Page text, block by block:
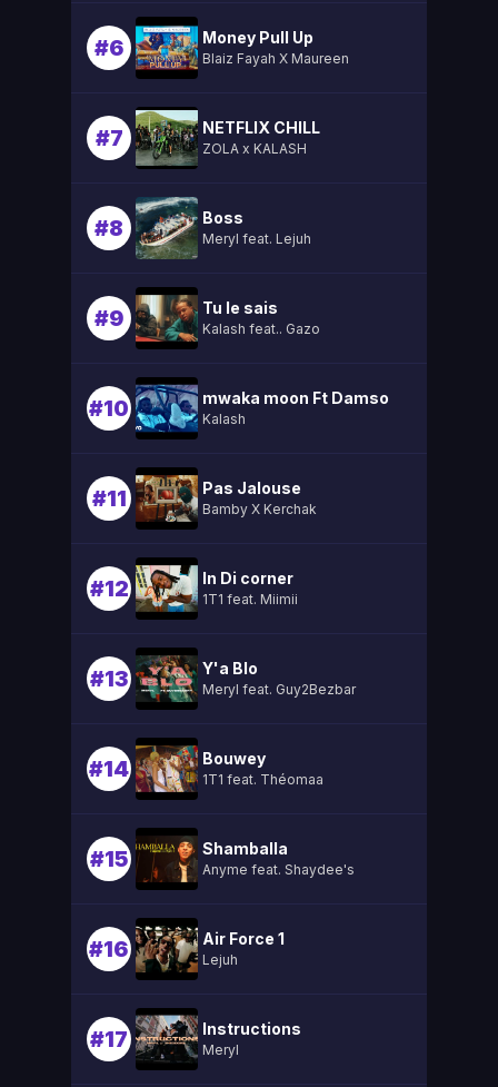
#6 Money Pull Up
Blaiz Fayah X Maureen
#7 NETFLIX CHILL
ZOLA x KALASH
#8 Boss
Meryl feat. Lejuh
#9 Tu le sais
Kalash feat.. Gazo
#10 mwaka moon Ft Damso
Kalash
#11 Pas Jalouse
Bamby X Kerchak
#12 In Di corner
1T1 feat. Miimii
#13 Y'a Blo
Meryl feat. Guy2Bezbar
#14 Bouwey
1T1 feat. Théomaa
#15 Shamballa
Anyme feat. Shaydee's
#16 Air Force 1
Lejuh
#17 Instructions
Meryl